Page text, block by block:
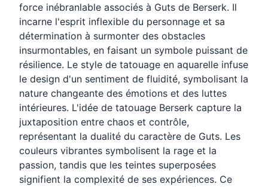
force inébranlable associés à Guts de Berserk. Il
incarne l'esprit inflexible du personnage et sa
détermination à surmonter des obstacles
insurmontables, en faisant un symbole puissant de
résilience. Le style de tatouage en aquarelle infuse
le design d'un sentiment de fluidité, symbolisant la
nature changeante des émotions et des luttes
intérieures. L'idée de tatouage Berserk capture la
juxtaposition entre chaos et contrôle,
représentant la dualité du caractère de Guts. Les
couleurs vibrantes symbolisent la rage et la
passion, tandis que les teintes superposées
signifient la complexité de ses expériences. Ce